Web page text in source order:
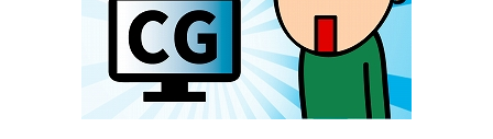
留学・進学関連、塾・予備校
大学入学共通テスト「受験案
内」の請求
大学入学共通テスト「受験上の
配慮案内」の請求
高等学校卒業程度認定試験